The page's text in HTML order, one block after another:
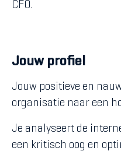
CFO.
Jouw profiel
Jouw positieve en
organisatie naar een
Je analyseert de
een kritisch oog en